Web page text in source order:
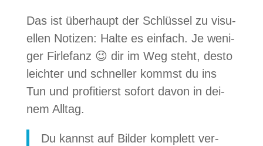
Das ist über­haupt der Schlüs­sel zu visu­
el­len Noti­zen: Halte es ein­fach. Je weni­
ger Fir­le­fanz 😉 dir im Weg steht, desto
leich­ter und schnel­ler kommst du ins
Tun und pro­fi­tierst sofort davon in dei­
nem Alltag.
Du kannst auf Bil­der kom­plett ver­